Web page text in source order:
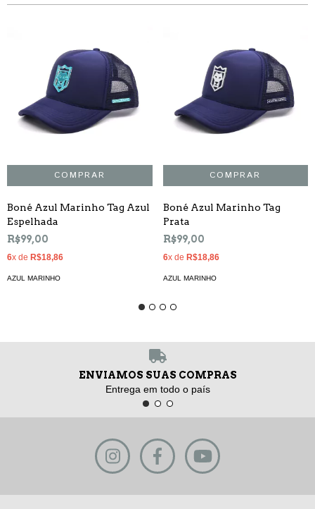
Boné Azul Marinho Tag Azul
Espelhada
R$99,00
6x de R$18,86
AZUL MARINHO
Boné Azul Marinho Tag
Prata
R$99,00
6x de R$18,86
AZUL MARINHO
ENVIAMOS SUAS COMPRAS
Entrega em todo o país